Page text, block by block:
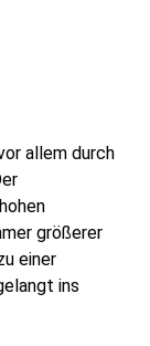
allem durch
größerer
einer
ins